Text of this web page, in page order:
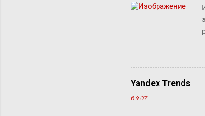
Yandex Trends
6.9.07